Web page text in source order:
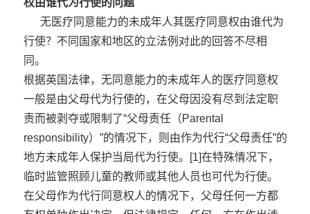
权由谁代为行使的问题
无医疗同意能力的未成年人其医疗同意权由谁代为
行使？不同国家和地区的立法例对此的回答不尽相
同。
根据英国法律，无同意能力的未成年人的医疗同意权
一般是由父母代为行使的，在父母因没有尽到法定职
责而被剥夺或限制了“父母责任（Parental
responsibility）”的情况下，则由作为代行“父母责任”的
地方未成年人保护当局代为行使。[1]在特殊情况下，
临时监管照顾儿童的教师或其他人员也可代为行使。
在父母作为代行同意权人的情况下，父母任何一方都